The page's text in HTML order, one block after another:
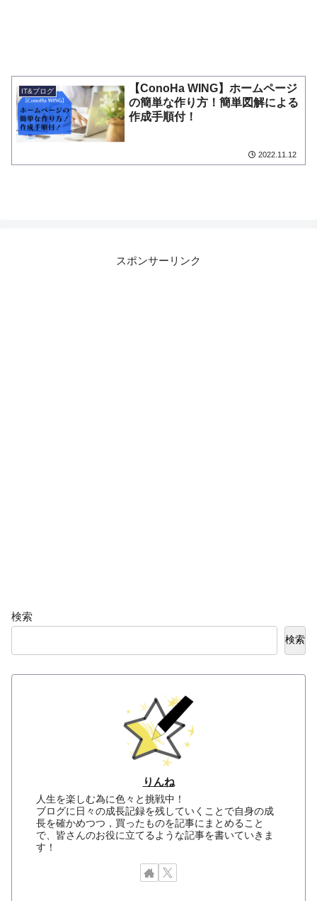
IT&ブログ
【ConoHa WING】ホームページ
の簡単な作り方！簡単図解による
作成手順付！
2022.11.12
スポンサーリンク
検索
検索
りんね
人生を楽しむ為に色々と挑戦中！
ブログに日々の成長記録を残していくことで自身の成
長を確かめつつ，買ったものを記事にまとめること
で、皆さんのお役に立てるような記事を書いていきま
す！